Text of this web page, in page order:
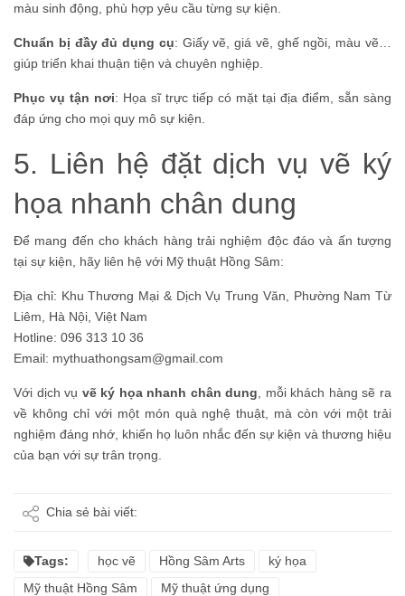
màu sinh động, phù hợp yêu cầu từng sự kiện.
Chuẩn bị đầy đủ dụng cụ: Giấy vẽ, giá vẽ, ghế ngồi, màu vẽ…
giúp triển khai thuận tiện và chuyên nghiệp.
Phục vụ tận nơi: Họa sĩ trực tiếp có mặt tại địa điểm, sẵn sàng
đáp ứng cho mọi quy mô sự kiện.
5. Liên hệ đặt dịch vụ vẽ ký
họa nhanh chân dung
Để mang đến cho khách hàng trải nghiệm độc đáo và ấn tượng
tại sự kiện, hãy liên hệ với Mỹ thuật Hồng Sâm:
Địa chỉ: Khu Thương Mại & Dịch Vụ Trung Văn, Phường Nam Từ
Liêm, Hà Nội, Việt Nam
Hotline: 096 313 10 36
Email: mythuathongsam@gmail.com
Với dịch vụ vẽ ký họa nhanh chân dung, mỗi khách hàng sẽ ra
về không chỉ với một món quà nghệ thuật, mà còn với một trải
nghiệm đáng nhớ, khiến họ luôn nhắc đến sự kiện và thương hiệu
của bạn với sự trân trọng.
Chia sẻ bài viết:
Tags: học vẽ Hồng Sâm Arts
ký họa
Mỹ thuật Hồng Sâm
Mỹ thuật ứng dụng